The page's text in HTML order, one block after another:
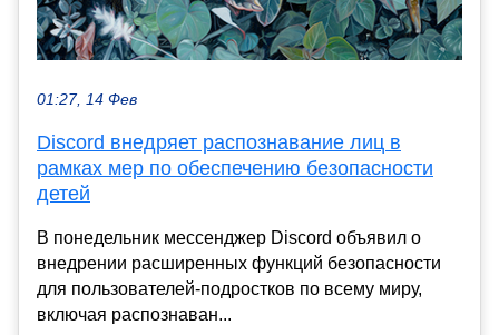
01:27, 14 Фев
Discord внедряет распознавание лиц в
рамках мер по обеспечению безопасности
детей
В понедельник мессенджер Discord объявил о
внедрении расширенных функций безопасности
для пользователей-подростков по всему миру,
включая распознаван...